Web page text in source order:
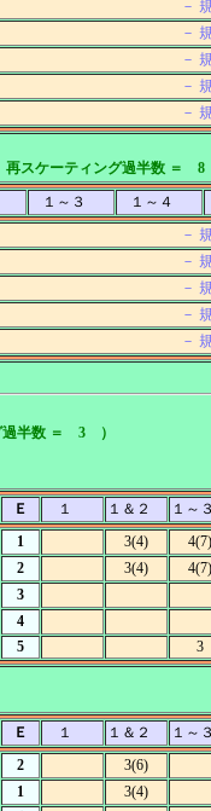
－
－
－
－
－
スケーティング過半数 ＝
１～３
１～４
－
－
－
－
－
半数 ＝ 3 ）
Ｅ １ １＆２
１
1 3(4)
4(7)
2 3(4)
4(7)
3
4
5 3
Ｅ １ １＆２
１
2
3(6)
1
3(4)